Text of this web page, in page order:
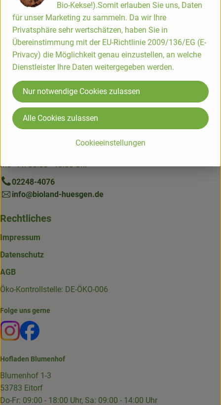
Die Hofkiste
Bio-Lieferservice seit über 25 Jahren.
Wir liefern Bio-Lebensmittel | Biokisten, Ökokisten und
Gemüsekisten im Rhein-Sieg-Kreis, Rhein-Mosel-Region,
Rheinisch-Bergischer-Kreis, rund um Bonn, Köln & Leverkusen
sowie ins Oberbergische Land, den Westerwald, ins Siegerland
und südliche Sauerland.
Kundenbetreuung Hofkiste
Mo - Fr: 08:00 - 13:00 Uhr
02248-4076
info@bioland-huesgen.de
Rechtliches
Impressum
Datenschutz
AGB
Öko-Kontrollstelle: DE-ÖKO-006
Folge uns gerne
Externer Link zu https://www.instagram.com/die.hofkiste/
Externer Link zu https://www.facebook.com/p/Die-
Hofladen Blumenhof
Blumenhof 1-3
53783 Eitorf
Do-Fr: 09:00 - 18:00 Uhr, Sa: 09:00 - 14:00 Uhr
Bio-Kekse!).Somit erlauben Sie uns, Daten
für unser Marketing zu sammeln. Da wir Ihre
Privatsphäre sehr wertschätzen, haben Sie in
Übereinstimmung mit der EU-Richtlinie 2009/136/EG (E-
Privacy) die Möglichkeit genau einzustellen, an welche
Dienstleister Ihre Daten weitergegeben werden.
Cookieeinstellungen
Nur notwendige Cookies zulassen
Alle Cookies zulassen